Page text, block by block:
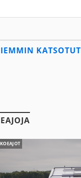
KATSOTUT
KOEAJOT